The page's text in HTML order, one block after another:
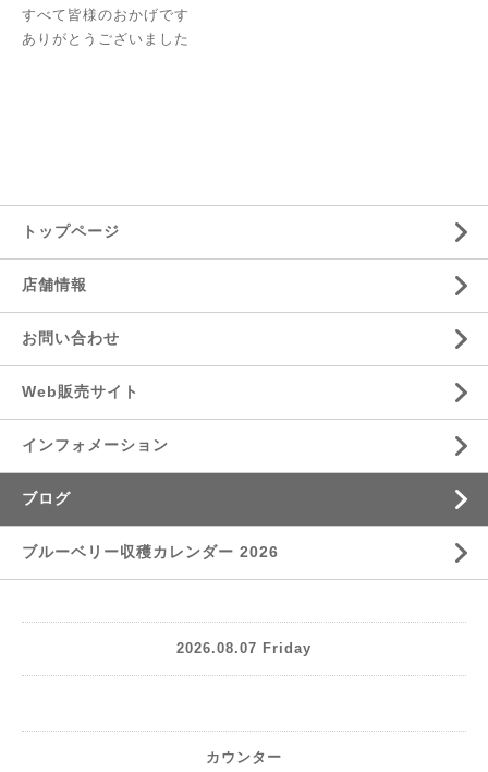
すべて皆様のおかげです
ありがとうございました
トップページ
店舗情報
お問い合わせ
Web販売サイト
インフォメーション
ブログ
ブルーベリー収穫カレンダー 2026
2026.08.07 Friday
カウンター